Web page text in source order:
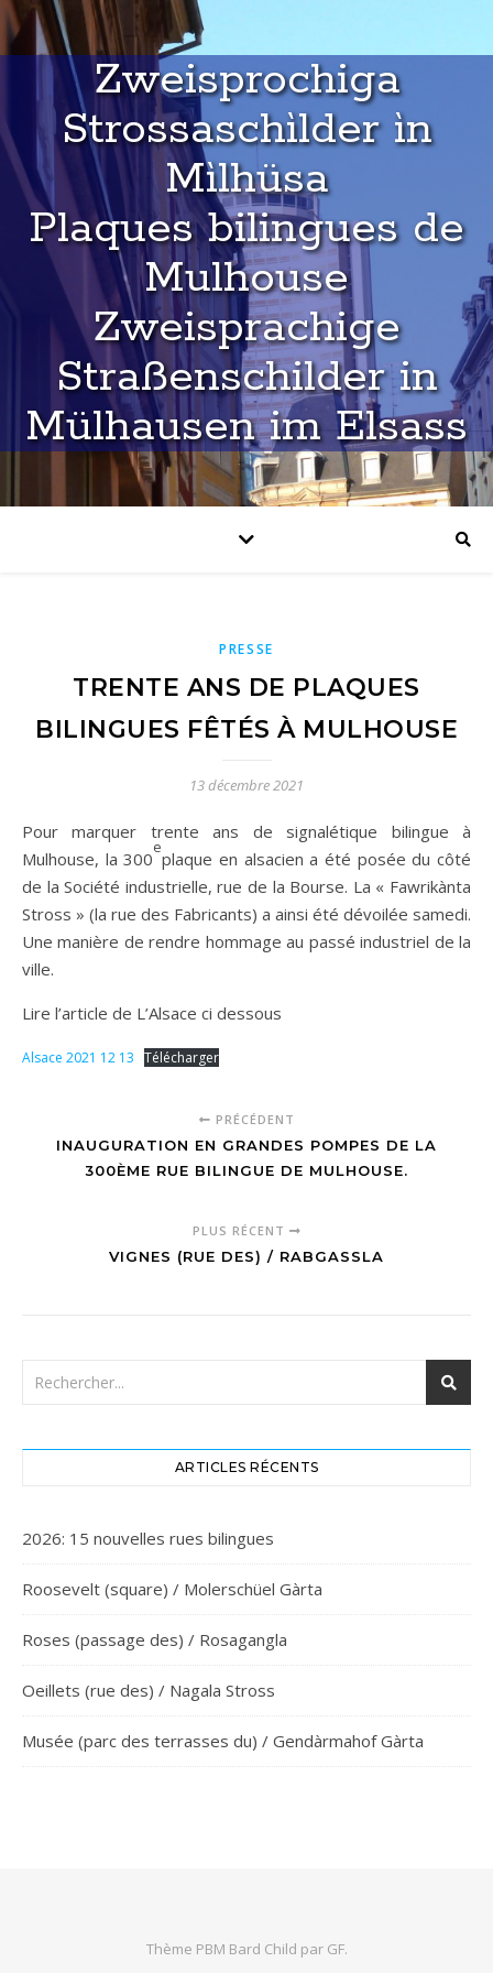
Zweisprochiga
Strossaschìlder ìn
Mìlhüsa
Plaques bilingues de
Mulhouse
Zweisprachige
Straßenschilder in
Mülhausen im Elsass
PRESSE
TRENTE ANS DE PLAQUES
BILINGUES FÊTÉS À MULHOUSE
13 décembre 2021
Pour marquer trente ans de signalétique bilingue à
Mulhouse, la 300
e
plaque en alsacien a été posée du côté
de la Société industrielle, rue de la Bourse. La « Fawrikànta
Stross » (la rue des Fabricants) a ainsi été dévoilée samedi.
Une manière de rendre hommage au passé industriel de la
ville.
Lire l’article de L’Alsace ci dessous
Alsace 2021 12 13 Télécharger
PRÉCÉDENT
INAUGURATION EN GRANDES POMPES DE LA
300ÈME RUE BILINGUE DE MULHOUSE.
PLUS RÉCENT
VIGNES (RUE DES) / RABGASSLA
ARTICLES RÉCENTS
2026: 15 nouvelles rues bilingues
Roosevelt (square) / Molerschüel Gàrta
Roses (passage des) / Rosagangla
Oeillets (rue des) / Nagala Stross
Musée (parc des terrasses du) / Gendàrmahof Gàrta
Thème PBM Bard Child par GF.